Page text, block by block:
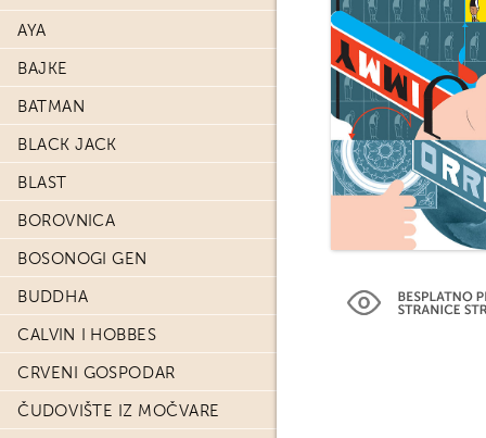
AYA
BAJKE
BATMAN
BLACK JACK
BLAST
BOROVNICA
BOSONOGI GEN
BUDDHA
CALVIN I HOBBES
CRVENI GOSPODAR
ČUDOVIŠTE IZ MOČVARE